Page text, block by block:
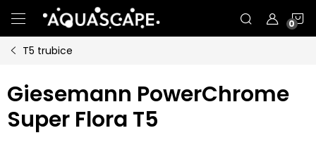
na
obsah
T5 trubice
Giesemann PowerChrome
Super Flora T5